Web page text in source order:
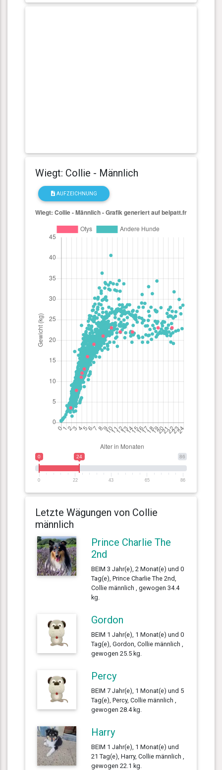
Wiegt: Collie - Männlich
AUFZEICHNUNG
86
0 24
0 22 43 65 86
Letzte Wägungen von Collie
männlich
Prince Charlie The
2nd
BEIM 3 Jahr(e), 2 Monat(e) und 0
Tag(e), Prince Charlie The 2nd,
Collie männlich , gewogen 34.4
kg.
Gordon
BEIM 1 Jahr(e), 1 Monat(e) und 0
Tag(e), Gordon, Collie männlich ,
gewogen 25.5 kg.
Percy
BEIM 7 Jahr(e), 1 Monat(e) und 5
Tag(e), Percy, Collie männlich ,
gewogen 28.4 kg.
Harry
BEIM 1 Jahr(e), 1 Monat(e) und
21 Tag(e), Harry, Collie männlich ,
gewogen 22.1 kg.